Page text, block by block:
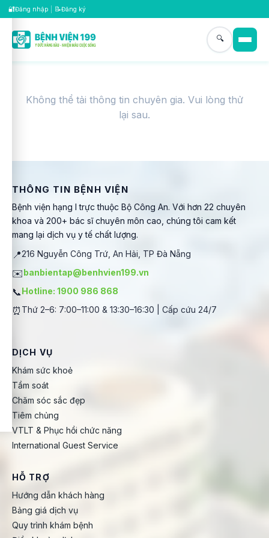
🔐Đăng nhập 📝Đăng ký
🔍
Không thể tải thông tin chuyên gia. Vui lòng thử
lại sau.
THÔNG TIN BỆNH VIỆN
Bệnh viện hạng I trực thuộc Bộ Công An. Với hơn 22 chuyên
khoa và 200+ bác sĩ chuyên môn cao, chúng tôi cam kết
mang lại dịch vụ y tế chất lượng.
📍216 Nguyễn Công Trứ, An Hải, TP Đà Nẵng
✉️banbientap@benhvien199.vn
📞Hotline: 1900 986 868
⏰ Thứ 2–6: 7:00–11:00 & 13:30–16:30 | Cấp cứu 24/7
DỊCH VỤ
Khám sức khoẻ
Tầm soát
Chăm sóc sắc đẹp
Tiêm chủng
VTLT & Phục hồi chức năng
International Guest Service
HỖ TRỢ
Hướng dẫn khách hàng
Bảng giá dịch vụ
Quy trình khám bệnh